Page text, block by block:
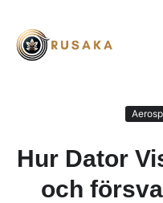
Hur Dator
och